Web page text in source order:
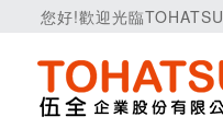
您好!歡迎光臨TOHATSU